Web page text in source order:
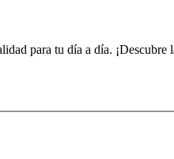
para tu día a día. ¡Descubre